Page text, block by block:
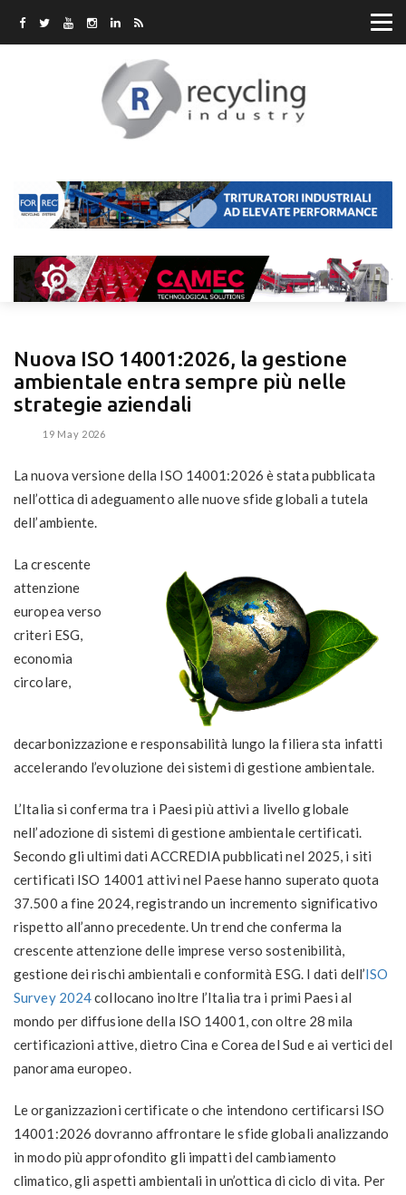
Nuova ISO 14001:2026, la gestione
ambientale entra sempre più nelle
strategie aziendali
19 May 2026
La nuova versione della ISO 14001:2026 è stata pubblicata
nell’ottica di adeguamento alle nuove sfide globali a tutela
dell’ambiente.
La crescente
attenzione
europea verso
criteri ESG,
economia
circolare,
decarbonizzazione e responsabilità lungo la filiera sta infatti
accelerando l’evoluzione dei sistemi di gestione ambientale.
L’Italia si conferma tra i Paesi più attivi a livello globale
nell’adozione di sistemi di gestione ambientale certificati.
Secondo gli ultimi dati ACCREDIA pubblicati nel 2025, i siti
certificati ISO 14001 attivi nel Paese hanno superato quota
37.500 a fine 2024, registrando un incremento significativo
rispetto all’anno precedente. Un trend che conferma la
crescente attenzione delle imprese verso sostenibilità,
gestione dei rischi ambientali e conformità ESG. I dati dell’ISO
Survey 2024collocano inoltre l’Italia tra i primi Paesi al
mondo per diffusione della ISO 14001, con oltre 28 mila
certificazioni attive, dietro Cina e Corea del Sud e ai vertici del
panorama europeo.
Le organizzazioni certificate o che intendono certificarsi ISO
14001:2026 dovranno affrontare le sfide globali analizzando
in modo più approfondito gli impatti del cambiamento
climatico, gli aspetti ambientali in un’ottica di ciclo di vita. Per